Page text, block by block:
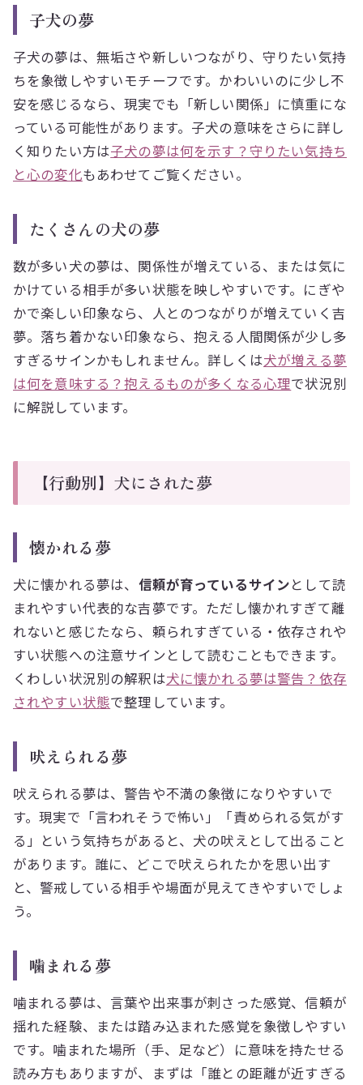
子犬の夢
子犬の夢は、無垢さや新しいつながり、守りたい気持
ちを象徴しやすいモチーフです。かわいいのに少し不
安を感じるなら、現実でも「新しい関係」に慎重にな
っている可能性があります。子犬の意味をさらに詳し
く知りたい方は子犬の夢は何を示す？守りたい気持ち
と心の変化もあわせてご覧ください。
たくさんの犬の夢
数が多い犬の夢は、関係性が増えている、または気に
かけている相手が多い状態を映しやすいです。にぎや
かで楽しい印象なら、人とのつながりが増えていく吉
夢。落ち着かない印象なら、抱える人間関係が少し多
すぎるサインかもしれません。詳しくは犬が増える夢
は何を意味する？抱えるものが多くなる心理で状況別
に解説しています。
【行動別】犬にされた夢
懐かれる夢
犬に懐かれる夢は、 信頼が育っているサインとして読
まれやすい代表的な吉夢です。ただし懐かれすぎて離
れないと感じたなら、頼られすぎている・依存されや
すい状態への注意サインとして読むこともできます。
くわしい状況別の解釈は犬に懐かれる夢は警告？依存
されやすい状態で整理しています。
吠えられる夢
吠えられる夢は、警告や不満の象徴になりやすいで
す。現実で「言われそうで怖い」「責められる気がす
る」という気持ちがあると、犬の吠えとして出ること
があります。誰に、どこで吠えられたかを思い出す
と、警戒している相手や場面が見えてきやすいでしょ
う。
噛まれる夢
噛まれる夢は、言葉や出来事が刺さった感覚、信頼が
揺れた経験、または踏み込まれた感覚を象徴しやすい
です。噛まれた場所（手、足など）に意味を持たせる
読み方もありますが、まずは「誰との距離が近すぎる